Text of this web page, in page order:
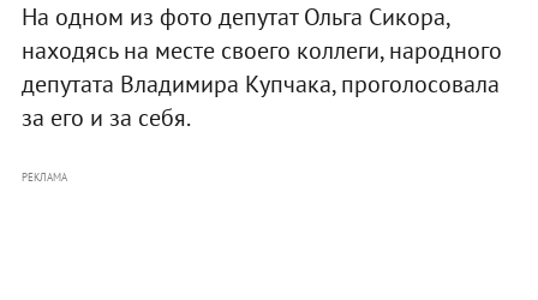
На одном из фото депутат Ольга Сикора,
находясь на месте своего коллеги, народного
депутата Владимира Купчака, проголосовала
за его и за себя.
РЕКЛАМА